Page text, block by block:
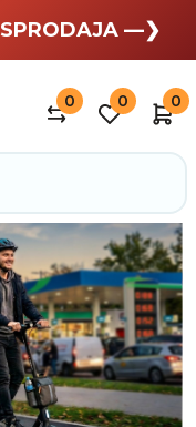
—❯ —❯
0 0 0